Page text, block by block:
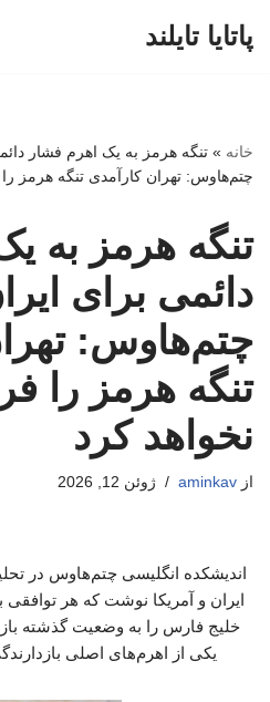
پاتایا تایلند
خانه » تنگه هرمز به یک اهرم فشار
چتم‌هاوس: تهران کارآمدی تنگه هرمز
تنگه هرمز به
دائمی برای
چتم‌هاوس:
تنگه هرمز را
نخواهد کرد
از aminkav ژوئن 12, 2026
اندیشکده انگلیسی چتم‌هاوس در
ایران و آمریکا نوشت که هر توافقی
خلیج فارس را به وضعیت گذشته
یکی از اهرم‌های اصلی